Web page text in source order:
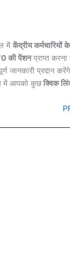
में केंद्रीय
की पेंशनप्राप्त
जानकारी प्रदान
में आपको कुछक्विक